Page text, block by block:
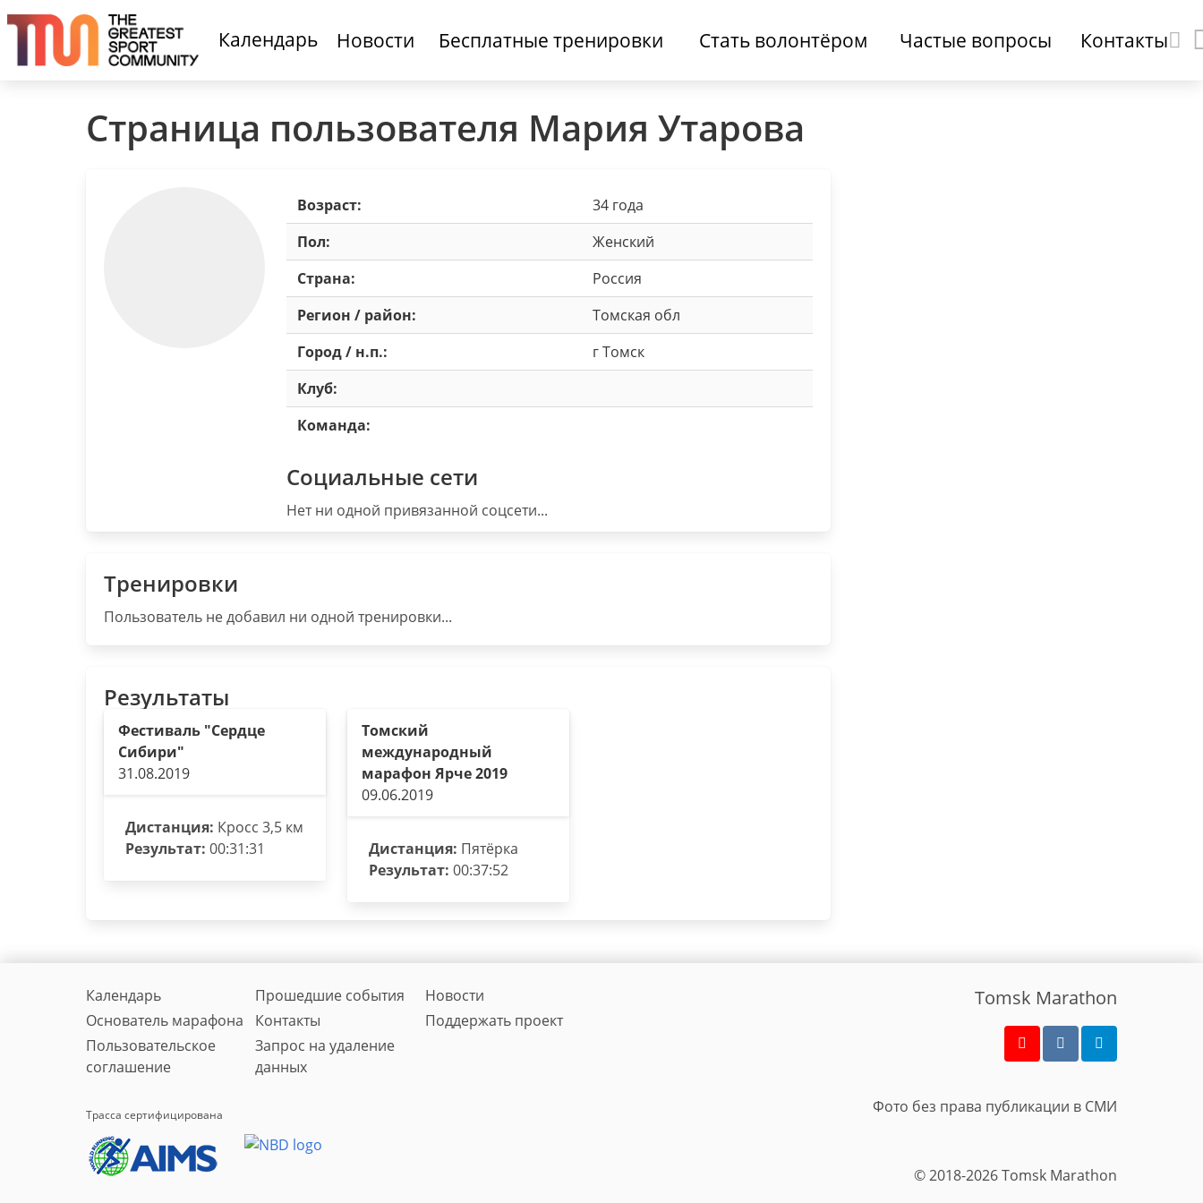
Календарь Новости Бесплатные тренировки Стать волонтёром Частые вопросы Контакты
Страница пользователя Мария Утарова
Возраст:
34 года
Пол:
Женский
Страна:
Россия
Регион / район:
Томская обл
Город / н.п.:
г Томск
Клуб:
Команда:
Социальные сети
Нет ни одной привязанной соцсети...
Тренировки
Пользователь не добавил ни одной тренировки...
Результаты
Фестиваль "Сердце
Сибири"
31.08.2019
Дистанция: Кросс 3,5 км
Результат: 00:31:31
Томский
международный
марафон Ярче 2019
09.06.2019
Дистанция: Пятёрка
Результат: 00:37:52
Календарь Прошедшие события
Новости
Основатель марафона
Контакты
Поддержать проект
Пользовательское
соглашение
Запрос на удаление
данных
Трасса сертифицирована
Tomsk Marathon
Фото без права публикации в СМИ
© 2018-2026 Tomsk Marathon